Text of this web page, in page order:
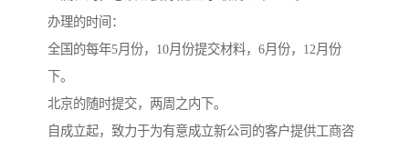
办理的时间：
全国的每年5月份，10月份提交材料，6月份，12月份
下。
北京的随时提交，两周之内下。
自成立起，致力于为有意成立新公司的客户提供工商咨